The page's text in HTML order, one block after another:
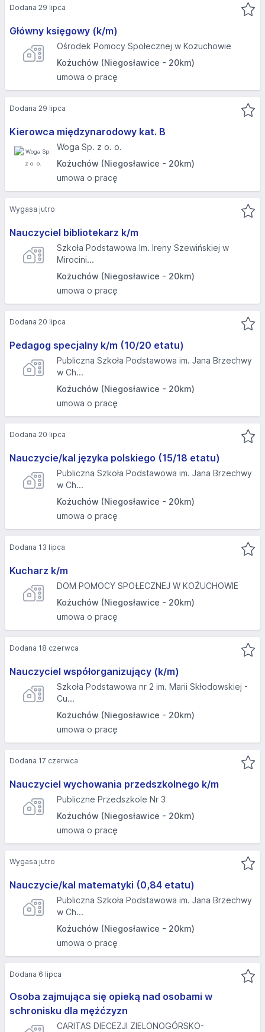
Główny księgowy (k/m)
Ośrodek Pomocy Społecznej w Kożuchowie
Kożuchów (Niegosławice - 20km)
umowa o pracę
Dodana 29 lipca
Kierowca międzynarodowy kat. B
Woga Sp. z o. o.
Kożuchów (Niegosławice - 20km)
umowa o pracę
Dodana 29 lipca
Nauczyciel bibliotekarz k/m
Szkoła Podstawowa Im. Ireny Szewińskiej w
Mirocini...
Kożuchów (Niegosławice - 20km)
umowa o pracę
Wygasa jutro
Pedagog specjalny k/m (10/20 etatu)
Publiczna Szkoła Podstawowa im. Jana Brzechwy
w Ch...
Kożuchów (Niegosławice - 20km)
umowa o pracę
Dodana 20 lipca
Nauczycie/kal języka polskiego (15/18 etatu)
Publiczna Szkoła Podstawowa im. Jana Brzechwy
w Ch...
Kożuchów (Niegosławice - 20km)
umowa o pracę
Dodana 20 lipca
Kucharz k/m
DOM POMOCY SPOŁECZNEJ W KOŻUCHOWIE
Kożuchów (Niegosławice - 20km)
umowa o pracę
Dodana 13 lipca
Nauczyciel współorganizujący (k/m)
Szkoła Podstawowa nr 2 im. Marii Skłodowskiej -
Cu...
Kożuchów (Niegosławice - 20km)
umowa o pracę
Dodana 18 czerwca
Nauczyciel wychowania przedszkolnego k/m
Publiczne Przedszkole Nr 3
Kożuchów (Niegosławice - 20km)
umowa o pracę
Dodana 17 czerwca
Nauczycie/kal matematyki (0,84 etatu)
Publiczna Szkoła Podstawowa im. Jana Brzechwy
w Ch...
Kożuchów (Niegosławice - 20km)
umowa o pracę
Wygasa jutro
Osoba zajmująca się opieką nad osobami w
schronisku dla mężćzyzn
CARITAS DIECEZJI ZIELONOGÓRSKO-
Dodana 6 lipca